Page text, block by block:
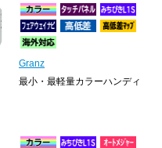
Granz
最小・最軽量カラーハンディ